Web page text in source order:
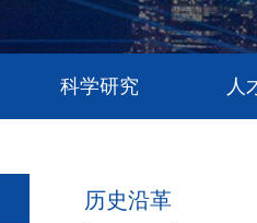
科学研究 人
历史沿革